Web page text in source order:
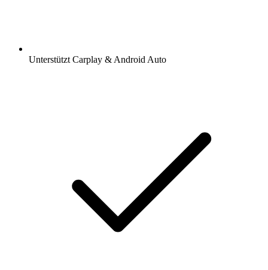
Unterstützt Carplay & Android Auto